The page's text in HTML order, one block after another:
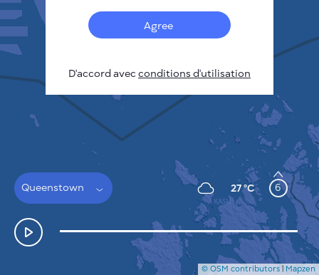
Queenstown 27 °C 6
COMMENT ÇA MARCHE
POLITIQUE DE CONFIDENTIALITÉ
CONDITIONS GÉNÉRALES D'UTILISATION
GUIDE D'INSTALLATION
API
NOUS CONTACTER
© OSM contributors | Mapzen
Agree
D'accord avecconditions d'utilisation